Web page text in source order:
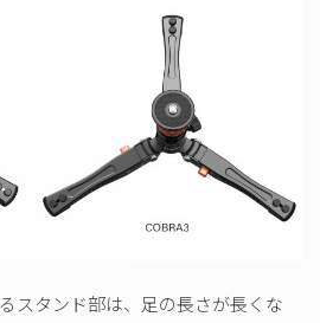
スタンド部は、足の長さが長くな